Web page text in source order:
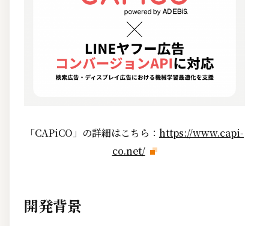
「CAPiCO」の詳細はこちら： https://www.capi-
co.net/
開発背景